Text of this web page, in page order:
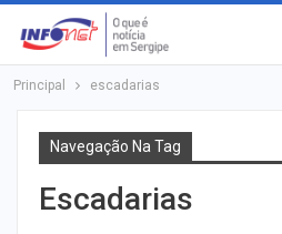
Principal escadarias
Navegação Na Tag
Escadarias